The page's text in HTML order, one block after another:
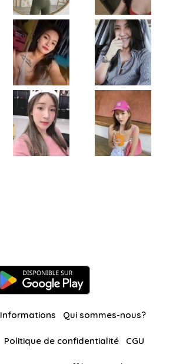
Informations Qui sommes-nous?
Politique de confidentialité CGU